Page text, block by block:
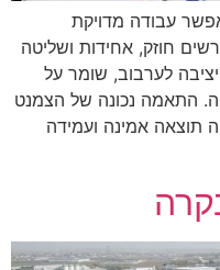
עבודה מדויקת
חוזק, אחידות ושליטה
לערבוב, שומר על
התאמה נכונה של הצמנט
תוצאה אמינה ועמידה